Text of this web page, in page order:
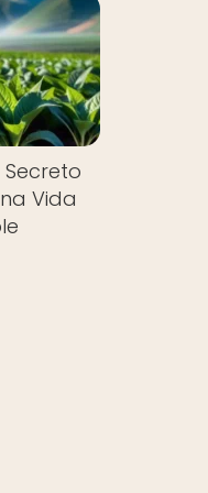
Secreto
Vida